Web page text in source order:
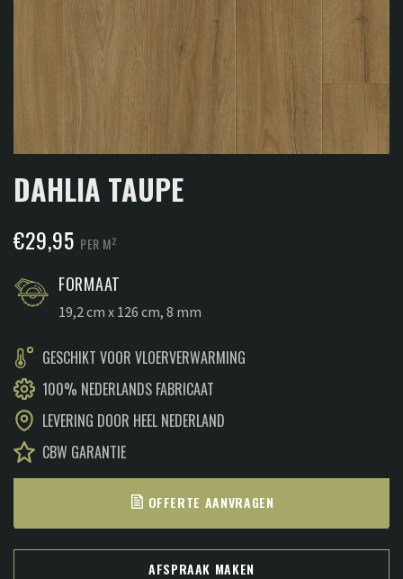
DAHLIA TAUPE
€29,95 PER M2
FORMAAT
19,2 cm x 126 cm, 8 mm
GESCHIKT VOOR VLOERVERWARMING
100% NEDERLANDS FABRICAAT
LEVERING DOOR HEEL NEDERLAND
CBW GARANTIE
OFFERTE AANVRAGEN
AFSPRAAK MAKEN